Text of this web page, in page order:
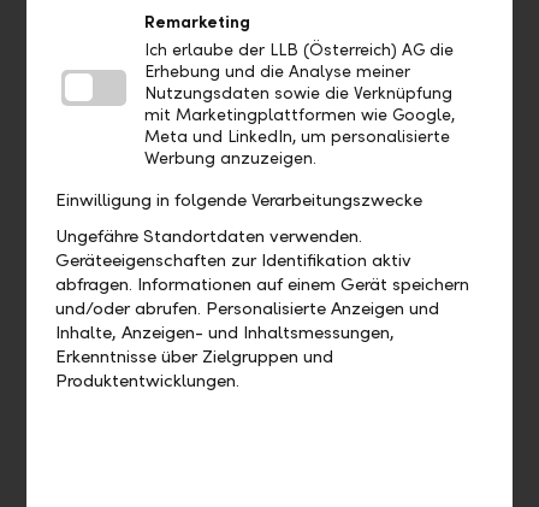
Wo finde ich meine Debit- und
Kreditkarten?
Wo finde ich meine Nachrichten und
Dokumente?
Aufträge
Bis wann muss ich eine Zahlung
freigeben, damit diese heute noch
verarbeitet wird?
Remarketing
Ich erlaube der LLB (Österreich) AG die
Erhebung und die Analyse meiner
Nutzungsdaten sowie die Verknüpfung
mit Marketingplattformen wie Google,
Meta und LinkedIn, um personalisierte
Werbung anzuzeigen.
Einwilligung in folgende Verarbeitungszwecke
Ungefähre Standortdaten verwenden.
Geräteeigenschaften zur Identifikation aktiv
abfragen. Informationen auf einem Gerät speichern
und/oder abrufen. Personalisierte Anzeigen und
Inhalte, Anzeigen- und Inhaltsmessungen,
Erkenntnisse über Zielgruppen und
Produktentwicklungen.